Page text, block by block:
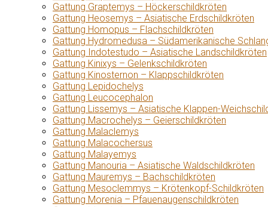
Gattung Graptemys – Höckerschildkröten
Gattung Heosemys – Asiatische Erdschildkröten
Gattung Homopus – Flachschildkröten
Gattung Hydromedusa – Südamerikanische
Gattung Indotestudo – Asiatische Landschildkröten
Gattung Kinixys – Gelenkschildkröten
Gattung Kinosternon – Klappschildkröten
Gattung Lepidochelys
Gattung Leucocephalon
Gattung Lissemys – Asiatische Klappen-
Gattung Macrochelys – Geierschildkröten
Gattung Malaclemys
Gattung Malacochersus
Gattung Malayemys
Gattung Manouria – Asiatische Waldschildkröten
Gattung Mauremys – Bachschildkröten
Gattung Mesoclemmys – Krötenkopf-Schildkröten
Gattung Morenia – Pfauenaugenschildkröten